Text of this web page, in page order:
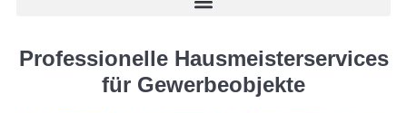
Professionelle Hausmeisterservices
für Gewerbeobjekte